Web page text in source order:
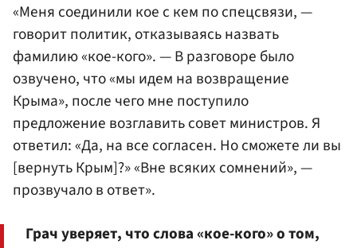
«Меня соединили кое с кем по спецсвязи, —
говорит политик, отказываясь назвать
фамилию «кое-кого». — В разговоре было
озвучено, что «мы идем на возвращение
Крыма», после чего мне поступило
предложение возглавить совет министров. Я
ответил: «Да, на все согласен. Но сможете ли вы
[вернуть Крым]?» «Вне всяких сомнений», —
прозвучало в ответ».
Грач уверяет, что слова «кое-кого» о том,